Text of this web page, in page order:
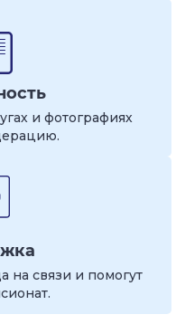
и фотографиях
на связи и помогут